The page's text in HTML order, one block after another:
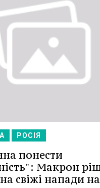
РОСІЯ
понести
Макрон
свіжі напади